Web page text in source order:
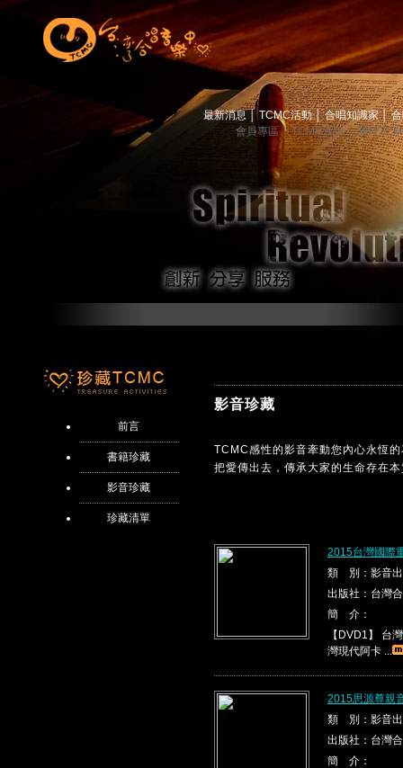
最新消息 TCMC活動│ 合唱知識家│
會員專區│ TCMC會訊│ 關於
前言
書籍珍藏
影音珍藏
珍藏清單
影音珍藏
TCMC感性的影音牽動您內心永恆
把愛傳出去，傳承大家的生命存在
2015台灣國際
類 別：影音
出版社：台灣
簡 介：
【DVD1】 台
灣現代阿卡 ...
2015思源尊親
類 別：影音
出版社：台灣
簡 介：